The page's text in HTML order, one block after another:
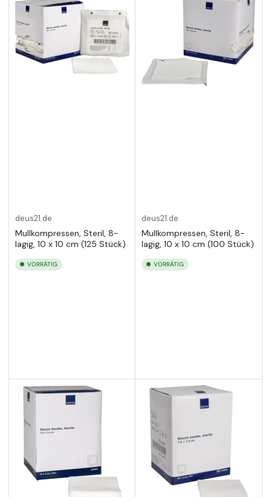
n
n
a
deus21.de
Mullkompressen, Steril, 8-
lagig, 10 x 10 cm (125 Stück)
VORRÄTIG
deus21.de
Mullkompressen, Steril, 8-
lagig, 10 x 10 cm (100 Stück)
VORRÄTIG